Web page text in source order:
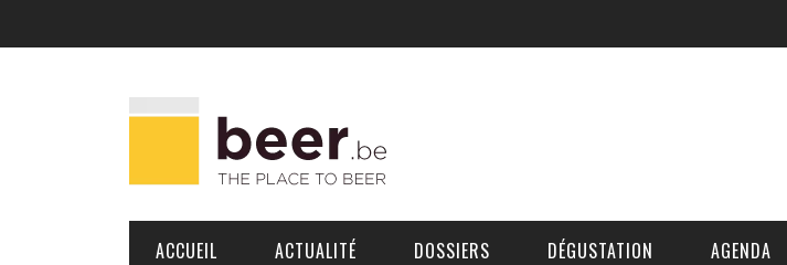
ACCUEIL ACTUALITÉ DOSSIERS DÉGUSTATION AGENDA